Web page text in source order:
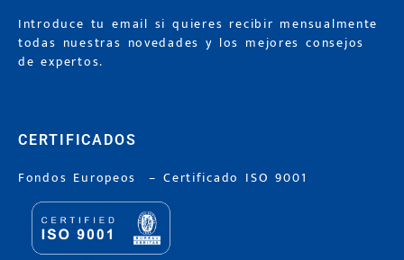
Introduce tu email si quieres recibir mensualmente
todas nuestras novedades y los mejores consejos
de expertos.
CERTIFICADOS
Fondos Europeos –Certificado ISO 9001